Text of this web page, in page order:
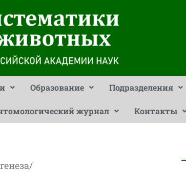
Образование Подразделения
журнал Контакты
/